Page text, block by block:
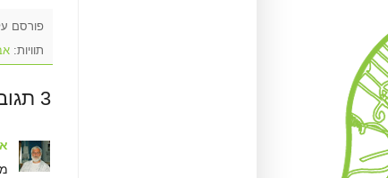
פורסם
תוויות:
3 תגובות: